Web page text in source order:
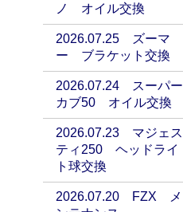
ノ オイル交換
2026.07.25 ズーマ
ー ブラケット交換
2026.07.24 スーパー
カブ50 オイル交換
2026.07.23 マジェス
ティ250 ヘッドライ
ト球交換
2026.07.20 FZX メ